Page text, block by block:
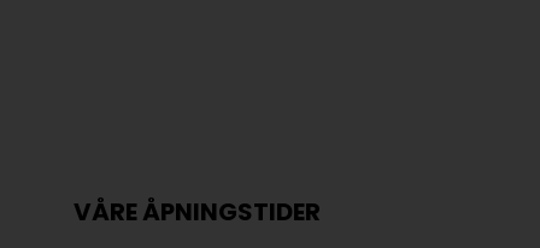
VÅRE ÅPNINGSTIDER